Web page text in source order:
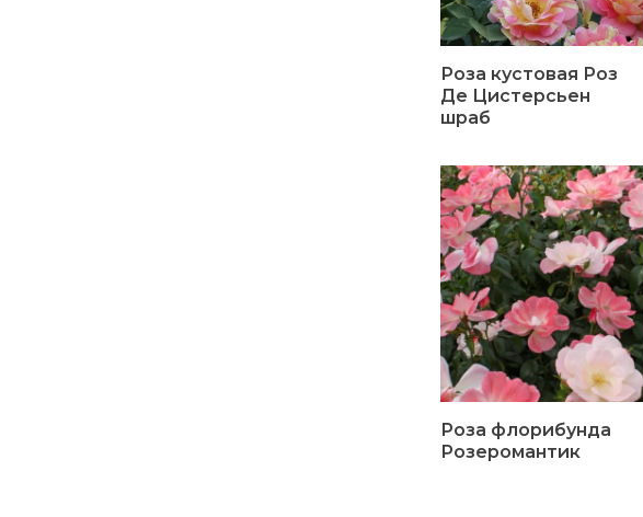
Роза кустовая Роз
Де Цистерсьен
шраб
Роза флорибунда
Розеромантик